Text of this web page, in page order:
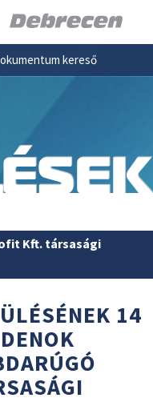
kereső
Kft. társasági
14